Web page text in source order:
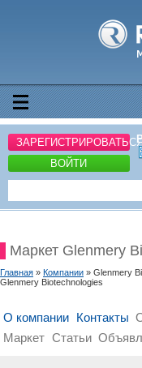
ВОЙТИ
Маркет Glenmery
Главная » Компании » Glenmery
Glenmery Biotechnologies
О компании Контакты
Маркет Статьи